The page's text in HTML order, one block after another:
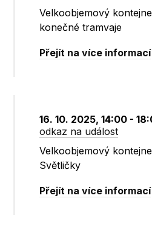
Velkoobjemový
konečné tramvaje
Přejít na více informací
16. 10. 2025, 14:00 -
odkaz na událost
Velkoobjemový
Světličky
Přejít na více informací